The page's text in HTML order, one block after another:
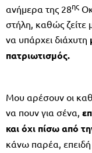
ανήμερα της 28ης
στήλη, καθώς ζείτε
να υπάρχει διάχυτη
πατριωτισμός.
Μου αρέσουν οι
να πουν για σένα,
και όχι πίσω από
κάνω παρέα,